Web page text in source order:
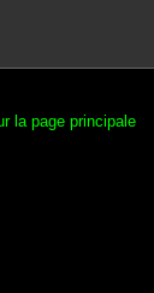
la page principale